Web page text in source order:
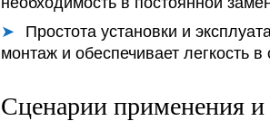
Простота установки и
монтаж и обеспечивает легкость
Сценарии применения и